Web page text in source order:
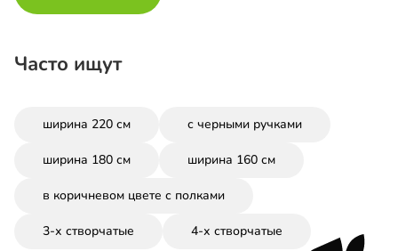
Часто ищут
ширина 220 см с черными ручками
ширина 180 см ширина 160 см
в коричневом цвете с полками
3-х створчатые 4-х створчатые